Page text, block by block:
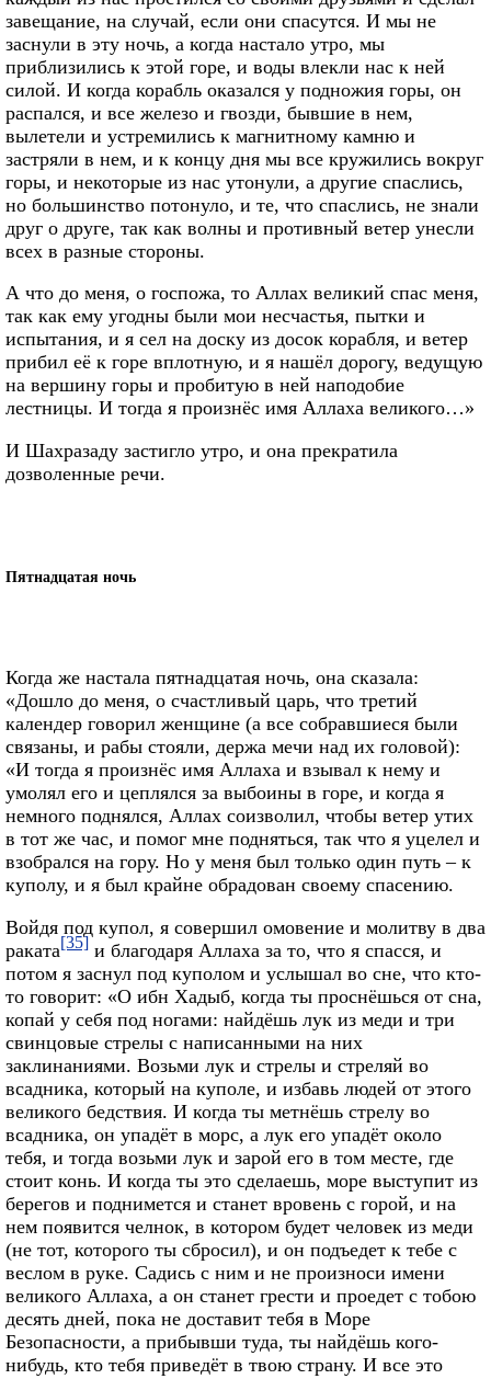
завещание, на случай, если они спасутся. И мы не
заснули в эту ночь, а когда настало утро, мы
приблизились к этой горе, и воды влекли нас к ней
силой. И когда корабль оказался у подножия горы, он
распался, и все железо и гвозди, бывшие в нем,
вылетели и устремились к магнитному камню и
застряли в нем, и к концу дня мы все кружились вокруг
горы, и некоторые из нас утонули, а другие спаслись,
но большинство потонуло, и те, что спаслись, не знали
друг о друге, так как волны и противный ветер унесли
всех в разные стороны.
А что до меня, о госпожа, то Аллах великий спас меня,
так как ему угодны были мои несчастья, пытки и
испытания, и я сел на доску из досок корабля, и ветер
прибил её к горе вплотную, и я нашёл дорогу, ведущую
на вершину горы и пробитую в ней наподобие
лестницы. И тогда я произнёс имя Аллаха великого…»
И Шахразаду застигло утро, и она прекратила
дозволенные речи.
Пятнадцатая ночь
Когда же настала пятнадцатая ночь, она сказала:
«Дошло до меня, о счастливый царь, что третий
календер говорил женщине (а все собравшиеся были
связаны, и рабы стояли, держа мечи над их головой):
«И тогда я произнёс имя Аллаха и взывал к нему и
умолял его и цеплялся за выбоины в горе, и когда я
немного поднялся, Аллах соизволил, чтобы ветер утих
в тот же час, и помог мне подняться, так что я уцелел и
взобрался на гору. Но у меня был только один путь – к
куполу, и я был крайне обрадован своему спасению.
Войдя под купол, я совершил омовение и молитву в два
раката[35] и благодаря Аллаха за то, что я спасся, и
потом я заснул под куполом и услышал во сне, что кто-
то говорит: «О ибн Хадыб, когда ты проснёшься от сна,
копай у себя под ногами: найдёшь лук из меди и три
свинцовые стрелы с написанными на них
заклинаниями. Возьми лук и стрелы и стреляй во
всадника, который на куполе, и избавь людей от этого
великого бедствия. И когда ты метнёшь стрелу во
всадника, он упадёт в морс, а лук его упадёт около
тебя, и тогда возьми лук и зарой его в том месте, где
стоит конь. И когда ты это сделаешь, море выступит из
берегов и поднимется и станет вровень с горой, и на
нем появится челнок, в котором будет человек из меди
(не тот, которого ты сбросил), и он подъедет к тебе с
веслом в руке. Садись с ним и не произноси имени
великого Аллаха, а он станет грести и проедет с тобою
десять дней, пока не доставит тебя в Море
Безопасности, а прибывши туда, ты найдёшь кого-
нибудь, кто тебя приведёт в твою страну. И все это